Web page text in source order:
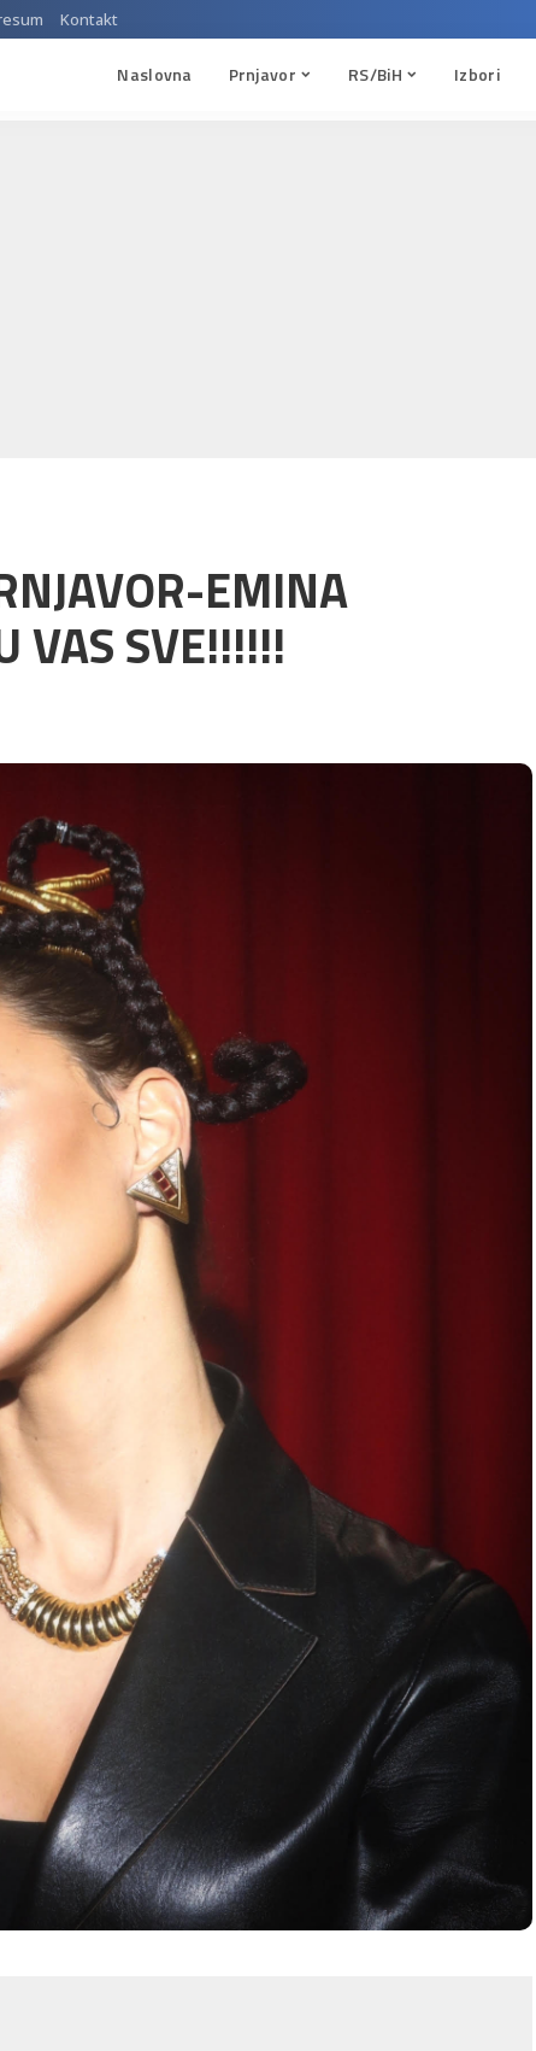
Kontakt
Naslovna Prnjavor RS/BiH Izbori
EMINA
VAS SVE!!!!!!